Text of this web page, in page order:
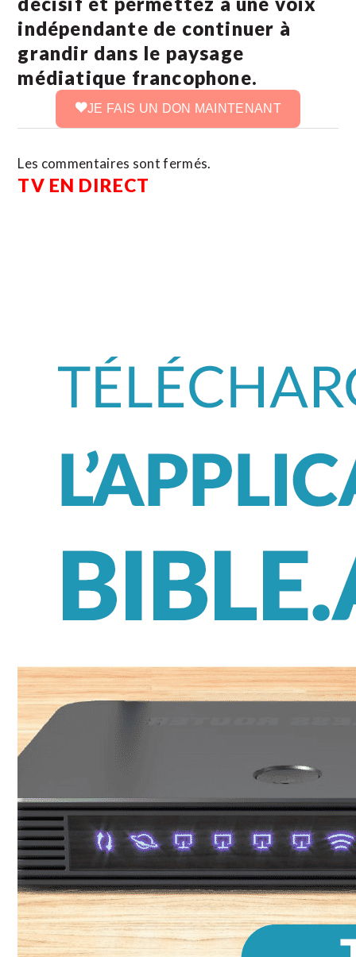
indépendante de continuer à
grandir dans le paysage
médiatique francophone.
JE FAIS UN DON MAINTENANT
Les commentaires sont fermés.
TV EN DIRECT